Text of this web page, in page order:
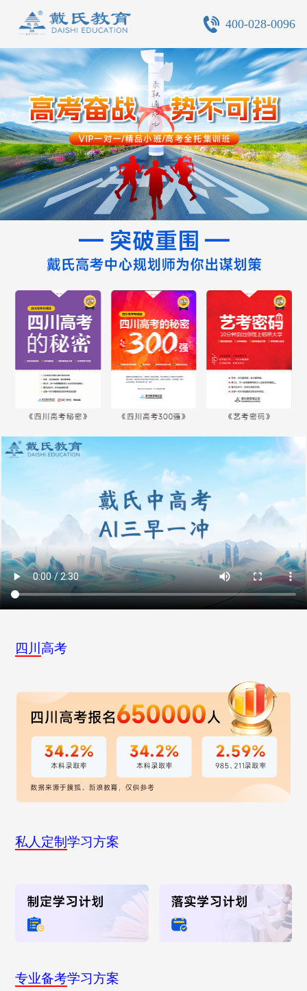
400-028-0096
四川高考
私人定制学习方案
专业备考学习方案